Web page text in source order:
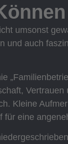
umsonst
und auch
Kleine
für eine